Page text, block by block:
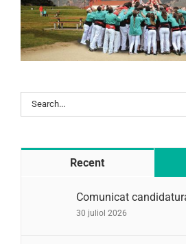
Search
for:
Recent
Comunicat
30 juliol 2026